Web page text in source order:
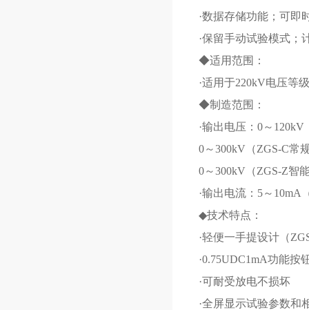
·数据存储功能；可即
·保留手动试验模式；
◆适用范围：
·适用于220kV电压等
◆制造范围：
·输出电压：0～
0～300kV（ZGS-C常
0～300kV（ZGS-Z智
·输出电流：5～10mA
◆技术特点：
·轻便一手提设计（
·0.75UDC1mA功能按
·可耐受放电不损坏
·全屏显示试验参数和